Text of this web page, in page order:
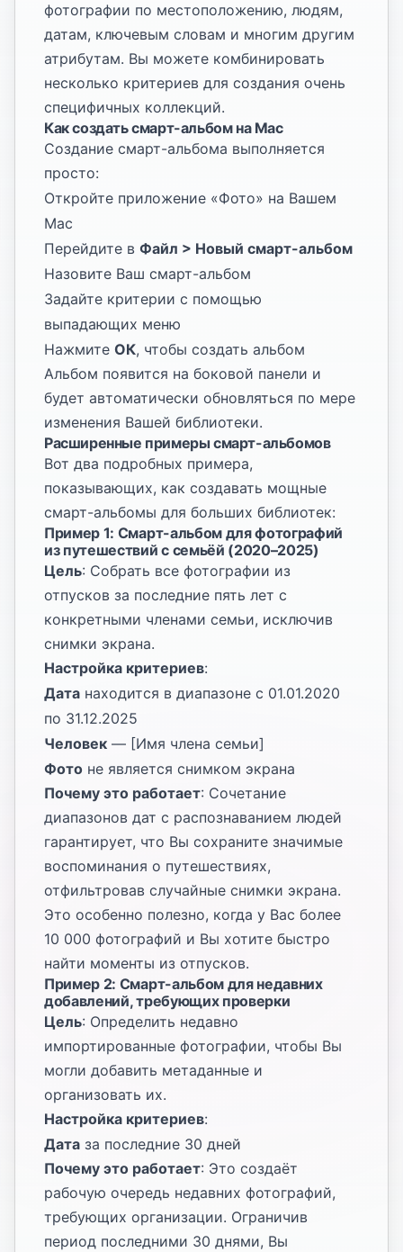
фотографии по местоположению, людям,
датам, ключевым словам и многим другим
атрибутам. Вы можете комбинировать
несколько критериев для создания очень
специфичных коллекций.
Как создать смарт-альбом на Mac
Создание смарт-альбома выполняется
просто:
Откройте приложение «Фото» на Вашем
Mac
Перейдите в Файл > Новый смарт-альбом
Назовите Ваш смарт-альбом
Задайте критерии с помощью
выпадающих меню
Нажмите ОК, чтобы создать альбом
Альбом появится на боковой панели и
будет автоматически обновляться по мере
изменения Вашей библиотеки.
Расширенные примеры смарт-альбомов
Вот два подробных примера,
показывающих, как создавать мощные
смарт-альбомы для больших библиотек:
Пример 1: Смарт-альбом для фотографий
из путешествий с семьёй (2020–2025)
Цель: Собрать все фотографии из
отпусков за последние пять лет с
конкретными членами семьи, исключив
снимки экрана.
Настройка критериев:
Дата находится в диапазоне с 01.01.2020
по 31.12.2025
Человек — [Имя члена семьи]
Фото не является снимком экрана
Почему это работает: Сочетание
диапазонов дат с распознаванием людей
гарантирует, что Вы сохраните значимые
воспоминания о путешествиях,
отфильтровав случайные снимки экрана.
Это особенно полезно, когда у Вас более
10 000 фотографий и Вы хотите быстро
найти моменты из отпусков.
Пример 2: Смарт-альбом для недавних
добавлений, требующих проверки
Цель: Определить недавно
импортированные фотографии, чтобы Вы
могли добавить метаданные и
организовать их.
Настройка критериев:
Дата за последние 30 дней
Почему это работает: Это создаёт
рабочую очередь недавних фотографий,
требующих организации. Ограничив
период последними 30 днями, Вы